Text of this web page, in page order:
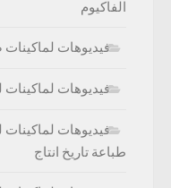
الفاكيوم
فيديوهات لماكينات
فيديوهات لماكينات
فيديوهات لماكينات
طباعة تاريخ انتاج